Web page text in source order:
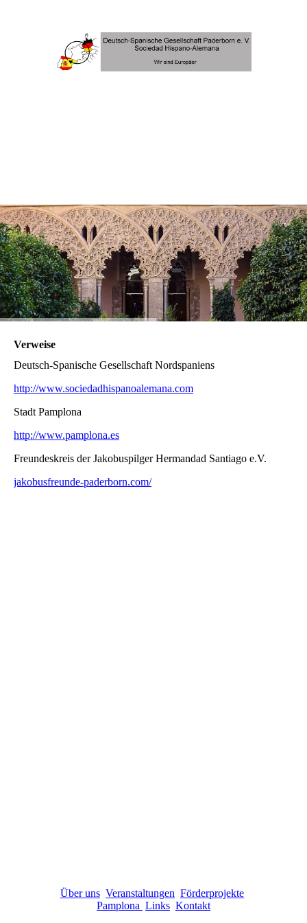
Verweise
Deutsch-Spanische Gesellschaft Nordspaniens
http://www.sociedadhispanoalemana.com
Stadt Pamplona
http://www.pamplona.es
Freundeskreis der Jakobuspilger Hermandad Santiago e.V.
jakobusfreunde-paderborn.com/
Über uns Veranstaltungen Förderprojekte
Pamplona Links Kontakt